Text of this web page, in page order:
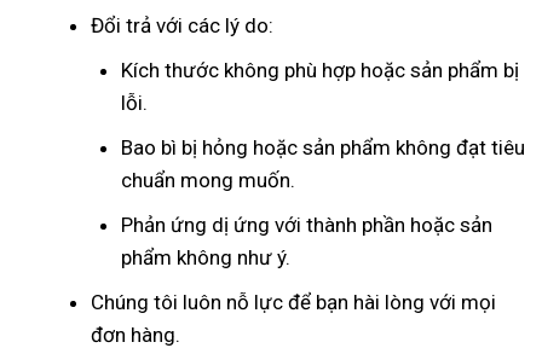
Đổi trả với các lý do:
Kích thước không phù hợp hoặc sản phẩm bị
lỗi.
Bao bì bị hỏng hoặc sản phẩm không đạt tiêu
chuẩn mong muốn.
Phản ứng dị ứng với thành phần hoặc sản
phẩm không như ý.
Chúng tôi luôn nỗ lực để bạn hài lòng với mọi
đơn hàng.